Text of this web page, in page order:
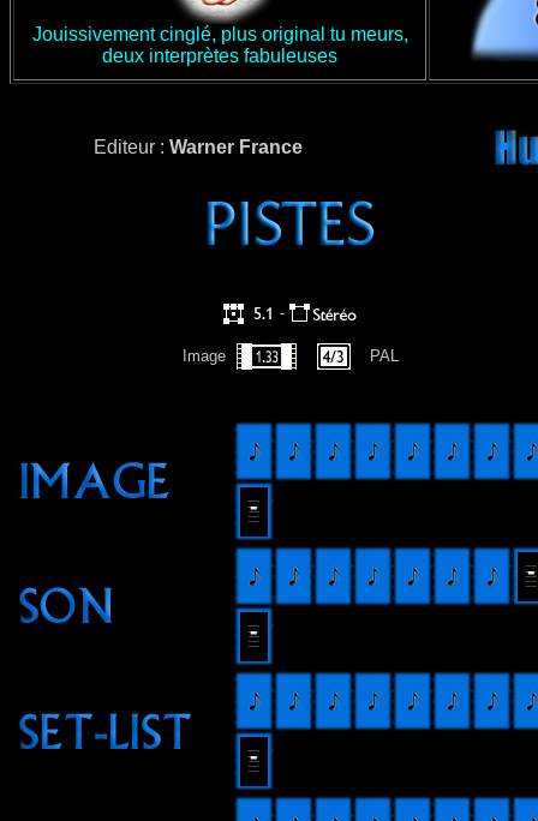
Jouissivement cinglé, plus original tu meurs,
deux interprètes fabuleuses
Editeur : Warner France
-
Image PAL